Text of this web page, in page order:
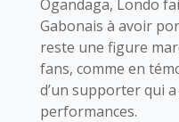
Ogandaga, Londo
Gabonais à avoir
reste une figure
fans, comme en
d’un supporter qui
performances.